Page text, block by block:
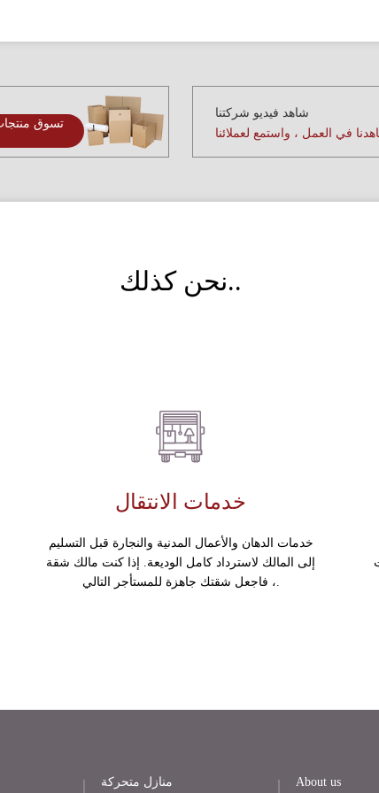
تسوق
شاهد فيديو شركتنا
في العمل ، واستمع لعملائنا
نحن كذلك..
خدمات الانتقال
خدمات الدهان والأعمال المدنية والنجارة قبل التسليم
إلى المالك لاسترداد كامل الوديعة. إذا كنت مالك شقة
، فاجعل شقتك جاهزة للمستأجر التالي.
منازل متحركة About us